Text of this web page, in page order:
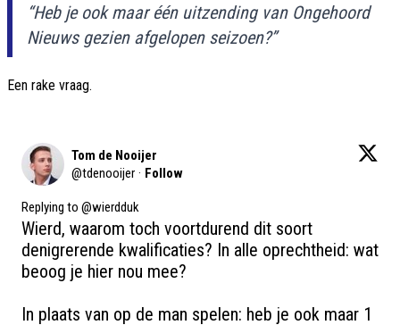
“Heb je ook maar één uitzending van Ongehoord
Nieuws gezien afgelopen seizoen?”
Een rake vraag.
Tom de Nooijer
@tdenooijer · Follow
Replying to @wierdduk
Wierd, waarom toch voortdurend dit soort
denigrerende kwalificaties? In alle oprechtheid: wat
beoog je hier nou mee?
In plaats van op de man spelen: heb je ook maar 1